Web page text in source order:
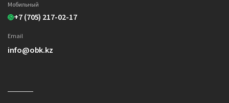
Мобильный
+7 (705) 217-02-17
Email
info@obk.kz